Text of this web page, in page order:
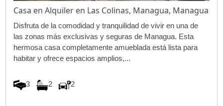
Casa en Alquiler en Las Colinas, Managua, Managua
Disfruta de la comodidad y tranquilidad de vivir en una de
las zonas más exclusivas y seguras de Managua. Esta
hermosa casa completamente amueblada está lista para
habitar y ofrece espacios amplios,...
3 2 2